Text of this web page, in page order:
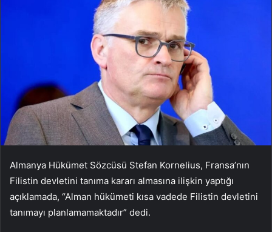
Almanya Hükümet Sözcüsü Stefan Kornelius, Fransa’nın
Filistin devletini tanıma kararı almasına ilişkin yaptığı
açıklamada, “Alman hükümeti kısa vadede Filistin devletini
tanımayı planlamamaktadır” dedi.